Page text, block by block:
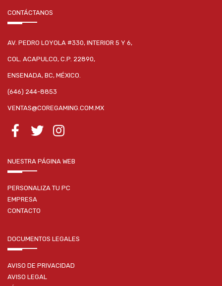
CONTÁCTANOS
AV. PEDRO LOYOLA #330, INTERIOR 5 Y 6,
COL. ACAPULCO, C.P. 22890,
ENSENADA, BC, MÉXICO.
(646) 244-8853
VENTAS@COREGAMING.COM.MX
NUESTRA PÁGINA WEB
PERSONALIZA TU PC
EMPRESA
CONTACTO
DOCUMENTOS LEGALES
AVISO DE PRIVACIDAD
AVISO LEGAL